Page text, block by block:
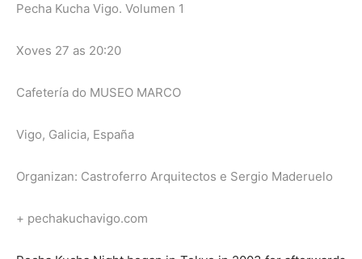
Pecha Kucha Vigo. Volumen 1
Xoves 27 as 20:20
Cafetería do MUSEO MARCO
Vigo, Galicia, España
Organizan: Castroferro Arquitectos e Sergio Maderuelo
+ pechakuchavigo.com